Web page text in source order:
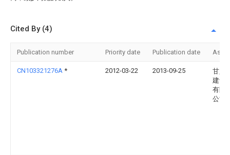
Cited By (4)
Publication number Priority date Publication date
CN103321276A * 2012-03-22 2013-09-25
甘肃
建设
有限
公司